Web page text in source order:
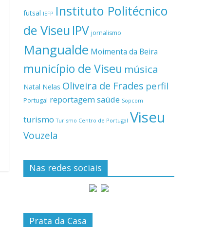
futsal IEFP Instituto Politécnico
de Viseu IPV jornalismo
Mangualde Moimenta da Beira
município de Viseu música
Natal Nelas Oliveira de Frades perfil
Portugal reportagemsaúde Sopcom
turismo Turismo Centro de Portugal Viseu
Vouzela
Nas redes sociais
Prata da Casa